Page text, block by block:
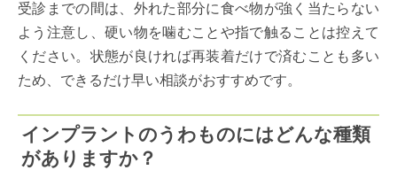
受診までの間は、外れた部分に食べ物が強く当たらない
よう注意し、硬い物を噛むことや指で触ることは控えて
ください。状態が良ければ再装着だけで済むことも多い
ため、できるだけ早い相談がおすすめです。
インプラントのうわものにはどんな種類
がありますか？